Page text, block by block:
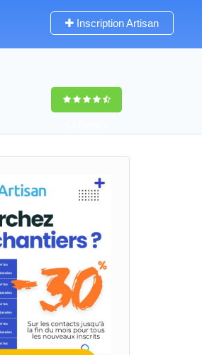
Inscription Artisan